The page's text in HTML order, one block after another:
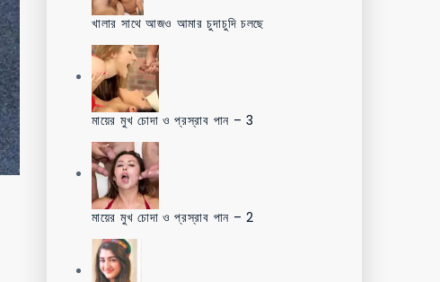
খালার সাথে আজও আমার চুদাচুদি চলছে
মায়ের মুখ চোদা ও প্রস্রাব পান – 3
মায়ের মুখ চোদা ও প্রস্রাব পান – 2